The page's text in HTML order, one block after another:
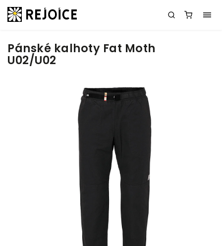
Pánské kalhoty Fat Moth
U02/U02